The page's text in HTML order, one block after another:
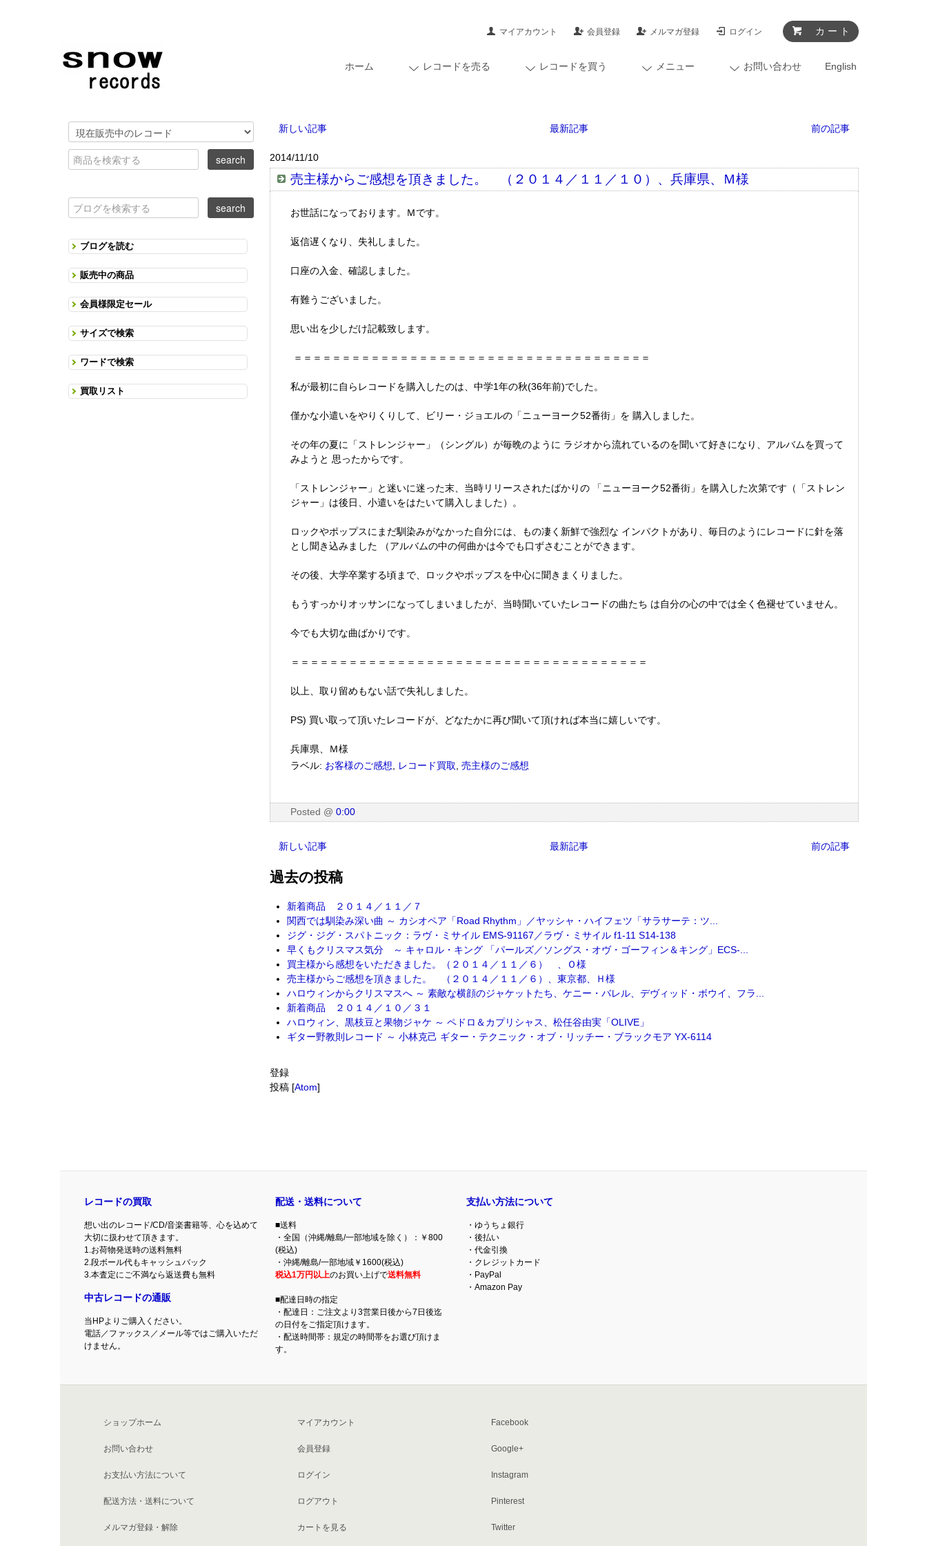
カ ー ト
マイアカウント 会員登録 メルマガ登録 ログイン
ホーム レコードを売る レコードを買う メニュー お問い合わせ English
新しい記事 最新記事 前の記事
2014/11/10
売主様からご感想を頂きました。 （２０１４／１１／１０）、兵庫県、Ｍ様
お世話になっております。Ｍです。
返信遅くなり、失礼しました。
口座の入金、確認しました。
有難うございました。
思い出を少しだけ記載致します。
＝＝＝＝＝＝＝＝＝＝＝＝＝＝＝＝＝＝＝＝＝＝＝＝＝＝＝＝＝＝＝＝＝＝＝＝＝
私が最初に自らレコードを購入したのは、中学1年の秋(36年前)でした。
僅かな小遣いをやりくりして、ビリー・ジョエルの「ニューヨーク52番街」を 購入しました。
その年の夏に「ストレンジャー」（シングル）が毎晩のように ラジオから流れているのを聞いて好きになり、アルバムを買って
みようと 思ったからです。
「ストレンジャー」と迷いに迷った末、当時リリースされたばかりの 「ニューヨーク52番街」を購入した次第です（「ストレン
ジャー」は後日、小遣いをはたいて購入しました）。
ロックやポップスにまだ馴染みがなかった自分には、もの凄く新鮮で強烈な インパクトがあり、毎日のようにレコードに針を落
とし聞き込みました （アルバムの中の何曲かは今でも口ずさむことができます。
その後、大学卒業する頃まで、ロックやポップスを中心に聞きまくりました。
もうすっかりオッサンになってしまいましたが、当時聞いていたレコードの曲たち は自分の心の中では全く色褪せていません。
今でも大切な曲ばかりです。
＝＝＝＝＝＝＝＝＝＝＝＝＝＝＝＝＝＝＝＝＝＝＝＝＝＝＝＝＝＝＝＝＝＝＝＝＝
以上、取り留めもない話で失礼しました。
PS) 買い取って頂いたレコードが、どなたかに再び聞いて頂ければ本当に嬉しいです。
兵庫県、Ｍ様
ラベル: お客様のご感想 レコード買取 ,売主様のご感想
Posted @0:00
新しい記事 最新記事 前の記事
過去の投稿
新着商品 ２０１４／１１／７
関西では馴染み深い曲 ～ カシオペア「Road Rhythm」／ヤッシャ・ハイフェツ「サラサーテ：ツ...
ジグ・ジグ・スパトニック：ラヴ・ミサイル EMS-91167／ラヴ・ミサイル f1-11 S14-138
早くもクリスマス気分 ～ キャロル・キング 「パールズ／ソングス・オヴ・ゴーフィン＆キング」ECS-...
買主様から感想をいただきました。（２０１４／１１／６） 、Ｏ様
売主様からご感想を頂きました。 （２０１４／１１／６）、東京都、Ｈ様
ハロウィンからクリスマスへ ～ 素敵な横顔のジャケットたち、ケニー・バレル、デヴィッド・ボウイ、フラ...
新着商品 ２０１４／１０／３１
ハロウィン、黒枝豆と果物ジャケ ～ ペドロ＆カプリシャス、松任谷由実「OLIVE」
ギター野教則レコード ～ 小林克己 ギター・テクニック・オブ・リッチー・ブラックモア YX-6114
登録
投稿 [Atom]
ブログを読む
販売中の商品
会員様限定セール
サイズで検索
ワードで検索
買取リスト
レコードの買取
想い出のレコード/CD/音楽書籍等、心を込めて
大切に扱わせて頂きます。
1.お荷物発送時の送料無料
2.段ボール代もキャッシュバック
3.本査定にご不満なら返送費も無料
中古レコードの通販
当HPよりご購入ください。
電話／ファックス／メール等ではご購入いただ
けません。
配送・送料について
■送料
・全国（沖縄/離島/一部地域を除く）：￥800
(税込)
・沖縄/離島/一部地域￥1600(税込)
税込1万円以上のお買い上げで送料無料
■配達日時の指定
・配達日：ご注文より3営業日後から7日後迄
の日付をご指定頂けます。
・配送時間帯：規定の時間帯をお選び頂けま
す。
支払い方法について
・ゆうちょ銀行
・後払い
・代金引換
・クレジットカード
・PayPal
・Amazon Pay
ショップホーム
お問い合わせ
お支払い方法について
配送方法・送料について
メルマガ登録・解除
マイアカウント
会員登録
ログイン
ログアウト
カートを見る
Facebook
Google+
Instagram
Pinterest
Twitter